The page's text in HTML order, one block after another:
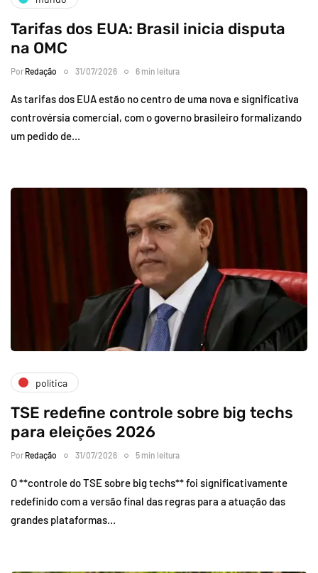
Tarifas dos EUA: Brasil inicia disputa
na OMC
Por Redação 31/07/2026 6 min leitura
As tarifas dos EUA estão no centro de uma nova e significativa
controvérsia comercial, com o governo brasileiro formalizando
um pedido de…
política
TSE redefine controle sobre big techs
para eleições 2026
Por Redação 31/07/2026 5 min leitura
O **controle do TSE sobre big techs** foi significativamente
redefinido com a versão final das regras para a atuação das
grandes plataformas…